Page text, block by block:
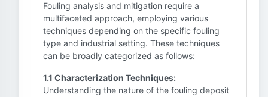
Fouling analysis and mitigation require a
multifaceted approach, employing various
techniques depending on the specific fouling
type and industrial setting. These techniques
can be broadly categorized as follows:
1.1 Characterization Techniques:
Understanding the nature of the fouling deposit